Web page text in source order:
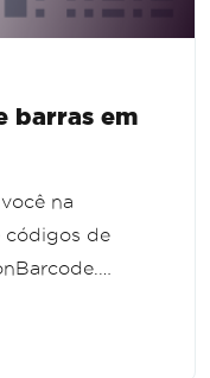
barras em
na
códigos de